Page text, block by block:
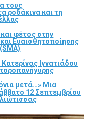
τους
ροδάκινα και τη
φέτος στην
Ευαισθητοποίησης
Ιγνατιάδου
μετά…» Μια
12 Σεπτεμβρίου